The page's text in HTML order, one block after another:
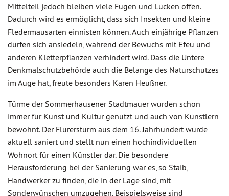
Mittelteil jedoch bleiben viele Fugen und Lücken offen.
Dadurch wird es ermöglicht, dass sich Insekten und kleine
Fledermausarten einnisten können. Auch einjährige Pflanzen
dürfen sich ansiedeln, während der Bewuchs mit Efeu und
anderen Kletterpflanzen verhindert wird. Dass die Untere
Denkmalschutzbehörde auch die Belange des Naturschutzes
im Auge hat, freute besonders Karen Heußner.
Türme der Sommerhausener Stadtmauer wurden schon
immer für Kunst und Kultur genutzt und auch von Künstlern
bewohnt. Der Flurersturm aus dem 16. Jahrhundert wurde
aktuell saniert und stellt nun einen hochindividuellen
Wohnort für einen Künstler dar. Die besondere
Herausforderung bei der Sanierung war es, so Staib,
Handwerker zu finden, die in der Lage sind, mit
Sonderwünschen umzugehen. Beispielsweise sind